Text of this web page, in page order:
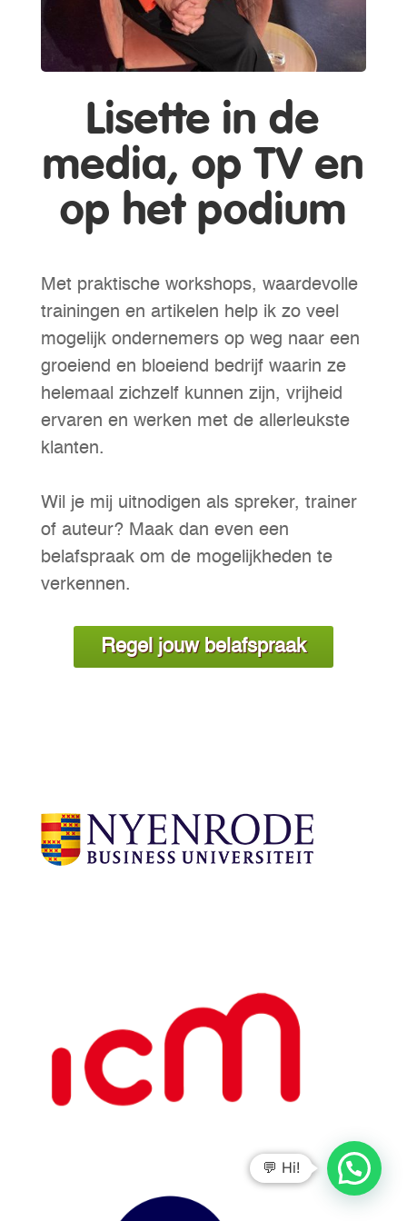
Lisette in de
media, op TV en
op het podium
Met praktische workshops, waardevolle
trainingen en artikelen help ik zo veel
mogelijk ondernemers op weg naar een
groeiend en bloeiend bedrijf waarin ze
helemaal zichzelf kunnen zijn, vrijheid
ervaren en werken met de allerleukste
klanten.
Wil je mij uitnodigen als spreker, trainer
of auteur? Maak dan even een
belafspraak om de mogelijkheden te
verkennen.
Regel jouw belafspraak
💬 Hi!